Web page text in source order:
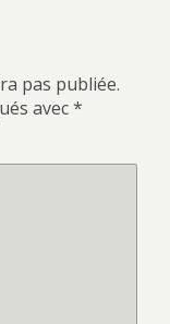
pas publiée.
avec*